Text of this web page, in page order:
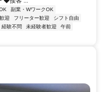
副業・WワークOK
迎 フリーター歓迎
シフト自由
経験不問 未経験者歓迎
午前